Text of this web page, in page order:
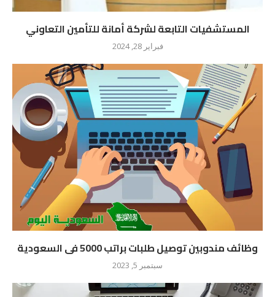
المستشفيات التابعة لشركة أمانة للتأمين التعاوني
فبراير 28, 2024
وظائف مندوبين توصيل طلبات براتب 5000 فى السعودية
سبتمبر 5, 2023